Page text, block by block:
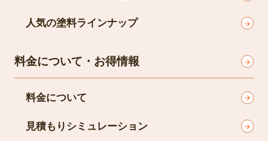
人気の塗料ラインナップ
料金について・お得情報
料金について
見積もりシミュレーション